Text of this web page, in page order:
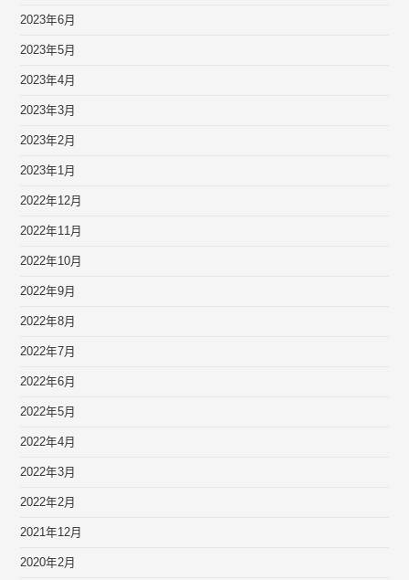
2023年6月
2023年5月
2023年4月
2023年3月
2023年2月
2023年1月
2022年12月
2022年11月
2022年10月
2022年9月
2022年8月
2022年7月
2022年6月
2022年5月
2022年4月
2022年3月
2022年2月
2021年12月
2020年2月